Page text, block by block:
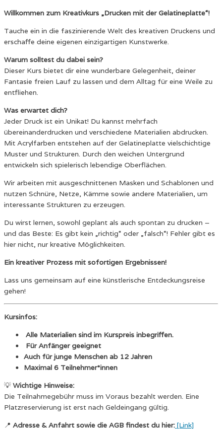
Willkommen zum Kreativkurs „Drucken mit der Gelatineplatte“!
Tauche ein in die faszinierende Welt des kreativen Druckens und
erschaffe deine eigenen einzigartigen Kunstwerke.
Warum solltest du dabei sein?
Dieser Kurs bietet dir eine wunderbare Gelegenheit, deiner
Fantasie freien Lauf zu lassen und dem Alltag für eine Weile zu
entfliehen.
Was erwartet dich?
Jeder Druck ist ein Unikat! Du kannst mehrfach
übereinanderdrucken und verschiedene Materialien abdrucken.
Mit Acrylfarben entstehen auf der Gelatineplatte vielschichtige
Muster und Strukturen. Durch den weichen Untergrund
entwickeln sich spielerisch lebendige Oberflächen.
Wir arbeiten mit ausgeschnittenen Masken und Schablonen und
nutzen Schnüre, Netze, Kämme sowie andere Materialien, um
interessante Strukturen zu erzeugen.
Du wirst lernen, sowohl geplant als auch spontan zu drucken –
und das Beste: Es gibt kein „richtig“ oder „falsch“! Fehler gibt es
hier nicht, nur kreative Möglichkeiten.
Ein kreativer Prozess mit sofortigen Ergebnissen!
Lass uns gemeinsam auf eine künstlerische Entdeckungsreise
gehen!
Kursinfos:
Alle Materialien sind im Kurspreis inbegriffen.
Für Anfänger geeignet
Auch für junge Menschen ab 12 Jahren
Maximal 6 Teilnehmer*innen
💡 Wichtige Hinweise:
Die Teilnahmegebühr muss im Voraus bezahlt werden. Eine
Platzreservierung ist erst nach Geldeingang gültig.
📍 Adresse & Anfahrt sowie die AGB findest du hier: [Link]